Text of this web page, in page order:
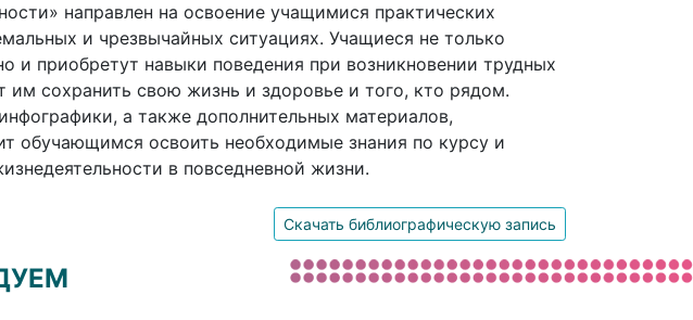
направлен на освоение учащимися практических
и чрезвычайных ситуациях. Учащиеся не только
и приобретут навыки поведения при возникновении трудных
им сохранить свою жизнь и здоровье и того, кто рядом.
а также дополнительных материалов,
обучающимся освоить необходимые знания по курсу и
в повседневной жизни.
Скачать библиографическую запись